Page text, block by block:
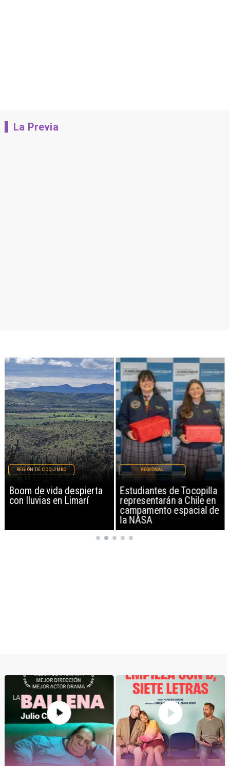
La Previa
Boom de vida despierta
con lluvias en Limarí
REGIÓN DE COQUIMBO
Estudiantes de Tocopilla
representarán a Chile en
campamento espacial de
la NASA
REGIONAL